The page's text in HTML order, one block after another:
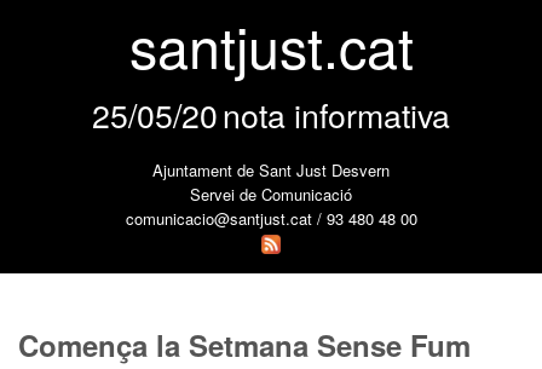
santjust.cat
25/05/20nota informativa
Ajuntament de Sant Just Desvern
Servei de Comunicació
comunicacio@santjust.cat / 93 480 48 00
Comença la Setmana Sense Fum